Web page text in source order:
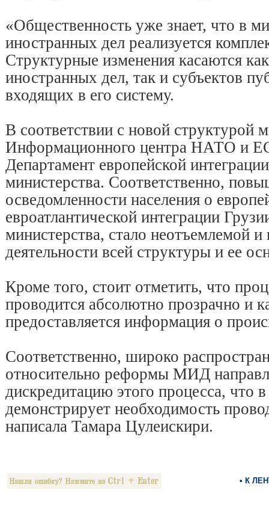
«Общественность уже знает, что в
иностранных дел реализуется
Структурные изменения касаются
иностранных дел, так и субъектов
входящих в его систему.
В соответствии с новой структурой
Информационного центра НАТО и
Департамент европейской
министерства. Соответственно,
осведомленности населения о
евроатлантической интеграции
министерства, стало неотъемлемой
деятельности всей структуры и ее
Кроме того, стоит отметить, что
проводится абсолютно прозрачно и
предоставляется информация о
Соответственно, широко
относительно реформы МИД
дискредитацию этого процесса, что
демонстрирует необходимость
написала Тамара Цулеискири.
• К